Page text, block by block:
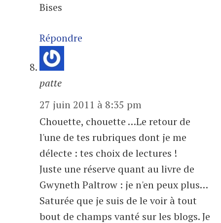
Bises
Répondre
patte
27 juin 2011 à 8:35 pm
Chouette, chouette …Le retour de
l'une de tes rubriques dont je me
délecte : tes choix de lectures !
Juste une réserve quant au livre de
Gwyneth Paltrow : je n'en peux plus…
Saturée que je suis de le voir à tout
bout de champs vanté sur les blogs. Je